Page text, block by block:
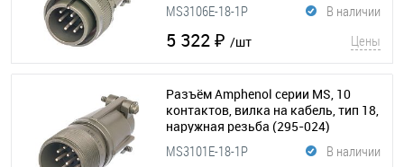
В наличии
MS3106E-18-1P
5 322 ₽ /шт Цены
Разъём Amphenol серии MS, 10
контактов, вилка на кабель, тип 18,
наружная резьба (295-024)
В наличии
MS3101E-18-1P